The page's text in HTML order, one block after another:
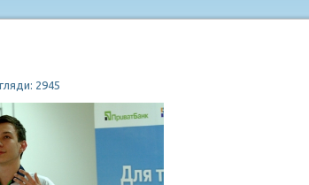
2945